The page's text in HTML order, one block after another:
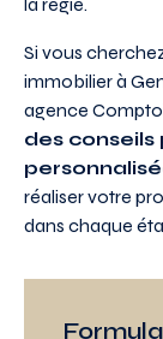
Si vous
immobilier à
agence
des
réaliser votre
dans chaque